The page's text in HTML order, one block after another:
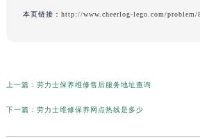
本页链接： http://www.cheerlog-lego.com/problem/
上一篇： 劳力士保养维修售后服务地址查询
下一篇： 劳力士维修保养网点热线是多少